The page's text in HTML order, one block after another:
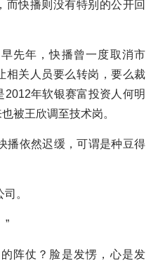
而快播则没有特别的公开回
先年，快播曾一度取消市
相关人员要么转岗，要么裁
年软银赛富投资人何明
被王欣调至技术岗。
播依然迟缓，可谓是种豆得
。
”
阵仗？脸是发愣，心是发